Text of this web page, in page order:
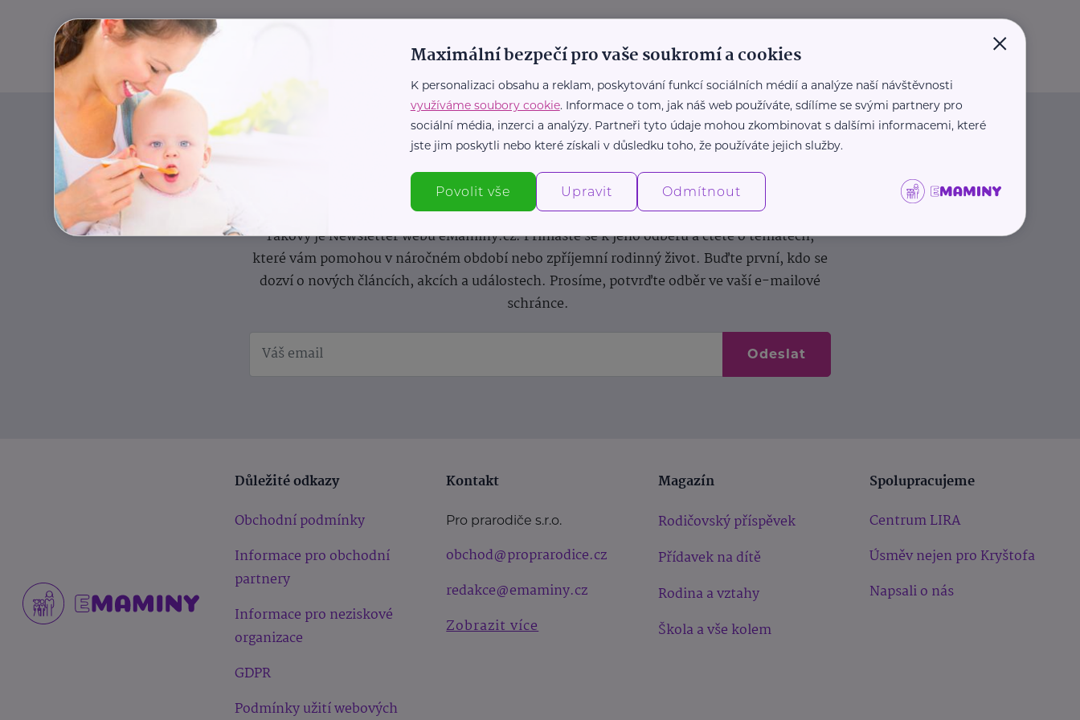
Newsletter
Pravidelný přísun novinek, inspirace na každý den, podpora pro rodiče i sdílení zkušeností.
Takový je Newsletter webu eMaminy.cz. Přihlaste se k jeho odběru a čtěte o tématech,
které vám pomohou v náročném období nebo zpříjemní rodinný život. Buďte první, kdo se
dozví o nových článcích, akcích a událostech. Prosíme, potvrďte odběr ve vaší e-mailové
schránce.
Odeslat
Důležité odkazy
Obchodní podmínky
Informace pro obchodní
partnery
Informace pro neziskové
organizace
GDPR
Podmínky užití webových
Kontakt
Pro prarodiče s.r.o.
obchod@proprarodice.cz
redakce@emaminy.cz
Zobrazit více
Magazín
Rodičovský příspěvek
Přídavek na dítě
Rodina a vztahy
Škola a vše kolem
Spolupracujeme
Centrum LIRA
Úsměv nejen pro Kryštofa
Napsali o nás
×
Maximální bezpečí pro vaše soukromí a cookies
K personalizaci obsahu a reklam, poskytování funkcí sociálních médií a analýze naší návštěvnosti
využíváme soubory cookie. Informace o tom, jak náš web používáte, sdílíme se svými partnery pro
sociální média, inzerci a analýzy. Partneři tyto údaje mohou zkombinovat s dalšími informacemi, které
jste jim poskytli nebo které získali v důsledku toho, že používáte jejich služby.
Povolit vše Upravit Odmítnout